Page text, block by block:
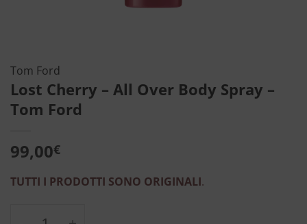
Tom Ford
Lost Cherry – All Over Body Spray –
Tom Ford
99,00€
TUTTI I PRODOTTI SONO ORIGINALI.
Lost Cherry - All Over Body Spray - Tom